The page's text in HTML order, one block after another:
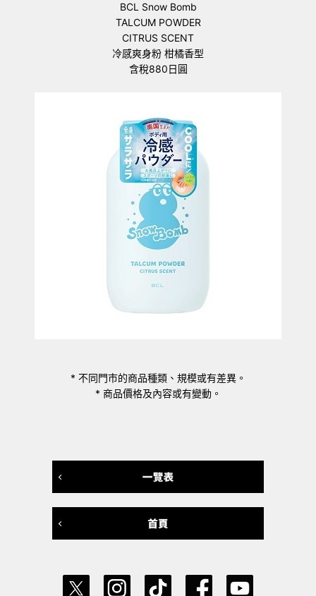
BCL Snow Bomb
TALCUM POWDER
CITRUS SCENT
冷感爽身粉 柑橘香型
含稅880日圓
* 不同門市的商品種類、規模或有差異。
* 商品價格及內容或有變動。